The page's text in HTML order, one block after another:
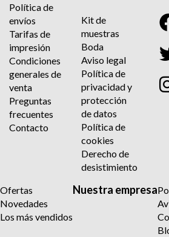
Política de
envíos
Tarifas de
impresión
Condiciones
generales de
venta
Preguntas
frecuentes
Contacto
Kit de
muestras
Boda
Aviso legal
Política de
privacidad y
protección
de datos
Política de
cookies
Derecho de
desistimiento
Ofertas
Novedades
Los más vendidos
Nuestra empresa